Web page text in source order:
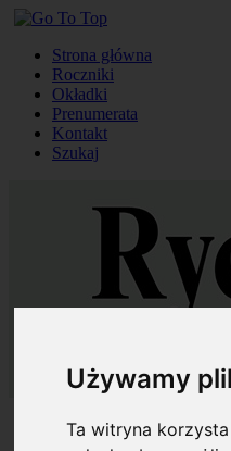
Używamy
Ta witryna
Strona główna
Roczniki
Okładki
Prenumerata
Kontakt
Szukaj
Strona główna